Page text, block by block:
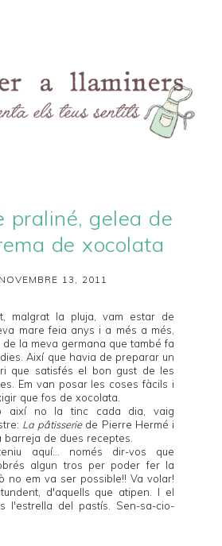
praliné, gelea de
de xocolata
13, 2011
malgrat la pluja, vam estar de
mare feia anys i a més a més,
la meva germana que també fa
Així que havia de preparar un
que satisfés el bon gust de les
Em van posar les coses fàcils i
que fos de xocolata.
així no la tinc cada dia, vaig
La pâtisseriede Pierre Hermé i
de dues receptes.
aquí... només dir-vos que
algun tros per poder fer la
no em va ser possible!! Va volar!
d'aquells que atipen. I el
l'estrella del pastís. Sen-sa-cio-